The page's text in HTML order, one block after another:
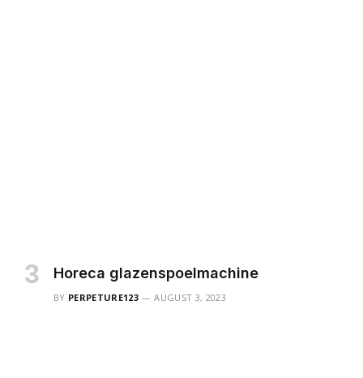
Horeca glazenspoelmachine
BY PERPETURE123 AUGUST 3, 2023